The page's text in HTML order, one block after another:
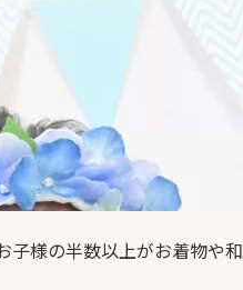
様の半数以上がお着物や